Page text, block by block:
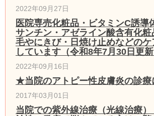
2022年09月27日
医院専売化粧品・ビタミンC誘導
サンチン・アゼライン酸含有化
毛やにきび・日焼け止めなどの
しています（令和8年7月30日更新
2022年09月16日
★当院のアトピー性皮膚炎の診
2017年03月01日
当院での紫外線治療（光線治